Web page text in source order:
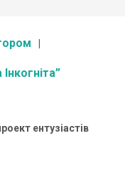
ентузіастів